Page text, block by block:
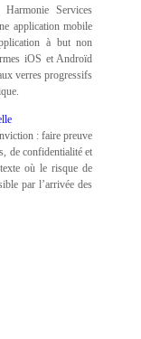
Services
application mobile
à but non
iOS et Androïd
verres progressifs
: faire preuve
de confidentialité et
où le risque de
par l’arrivée des